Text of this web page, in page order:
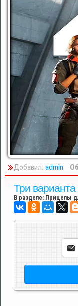
Добавил: admin
Три варианта
В разделе: Прицелы